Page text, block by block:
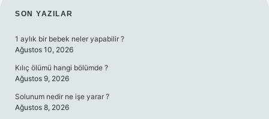
SIDEBAR
SON YAZILAR
1 aylık bir bebek neler yapabilir ?
Ağustos 10, 2026
Kılıç ölümü hangi bölümde ?
Ağustos 9, 2026
Solunum nedir ne işe yarar ?
Ağustos 8, 2026